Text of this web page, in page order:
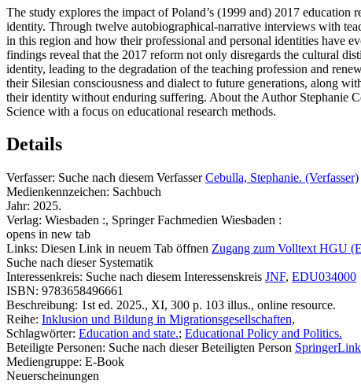
The study explores the impact of Poland’s (1999 and) 2017
identity. Through twelve autobiographical-narrative interviews with
in this region and how their professional and personal identities have
findings reveal that the 2017 reform not only disregards the cultural
identity, leading to the degradation of the teaching profession and
their Silesian consciousness and dialect to future generations, along
their identity without enduring suffering. About the Author Stephanie
Science with a focus on educational research methods.
Details
Verfasser: Suche nach diesem Verfasser Cebulla, Stephanie. (Verfasser)
Medienkennzeichen: Sachbuch
Jahr: 2025.
Verlag: Wiesbaden :, Springer Fachmedien Wiesbaden :
opens in new tab
Links: Diesen Link in neuem Tab öffnen Zugang zum Volltext HGU
Suche nach dieser Systematik
Interessenkreis: Suche nach diesem Interessenskreis JNF, EDU034000
ISBN: 9783658496661
Beschreibung: 1st ed. 2025., XI, 300 p. 103 illus., online resource.
Reihe: Inklusion und Bildung in Migrationsgesellschaften,
Schlagwörter: Education and state.; Educational Policy and Politics.
Beteiligte Personen: Suche nach dieser Beteiligten Person
Mediengruppe: E-Book
Neuerscheinungen